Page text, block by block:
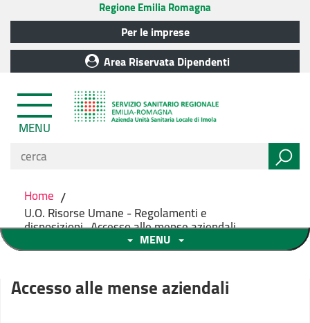
Regione Emilia Romagna
Per le imprese
Area Riservata Dipendenti
MENU
Home /
U.O. Risorse Umane - Regolamenti e
disposizioni_Accesso alle mense aziendali
MENU
Accesso alle mense aziendali